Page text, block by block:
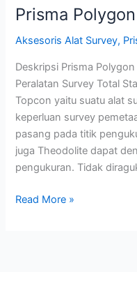
Prisma
Aksesoris Alat Survey,
Deskripsi Prisma
Peralatan Survey Total
Topcon yaitu suatu alat
keperluan survey
pasang pada titik
juga Theodolite dapat
pengukuran. Tidak
Read More »